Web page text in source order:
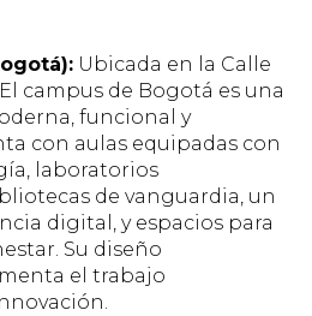
Ubicada en la Calle
campus de Bogotá es una
funcional y
con aulas equipadas con
laboratorios
de vanguardia, un
digital, y espacios para
Su diseño
el trabajo